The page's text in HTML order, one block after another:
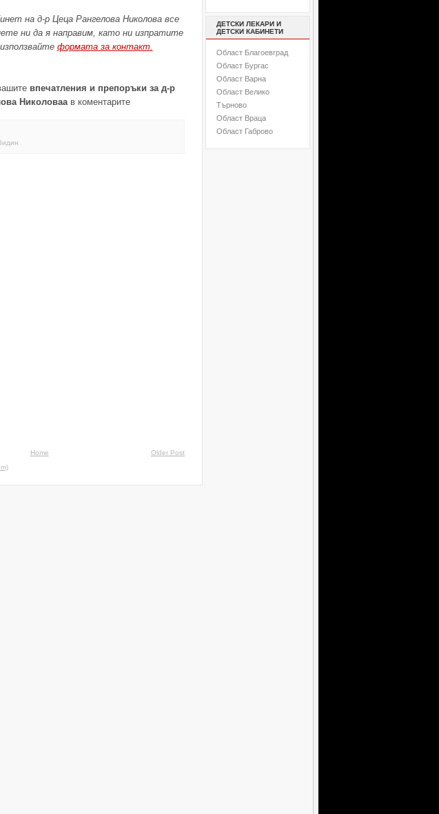
на д-р Цеца Рангелова Николова все
ни да я направим, като ни изпратите
формата за контакт.
впечатления и препоръки за д-р
Николоваав коментарите
Older Post
Home
ДЕТСКИ ЛЕКАРИ И
ДЕТСКИ КАБИНЕТИ
Област Благоевград
Област Бургас
Област Варна
Област Велико
Търново
Област Враца
Област Габрово